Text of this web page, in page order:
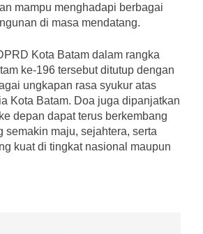
mampu menghadapi berbagai
di masa mendatang.
Kota Batam dalam rangka
ke-196 tersebut ditutup dengan
ungkapan rasa syukur atas
Kota Batam. Doa juga dipanjatkan
depan dapat terus berkembang
semakin maju, sejahtera, serta
kuat di tingkat nasional maupun